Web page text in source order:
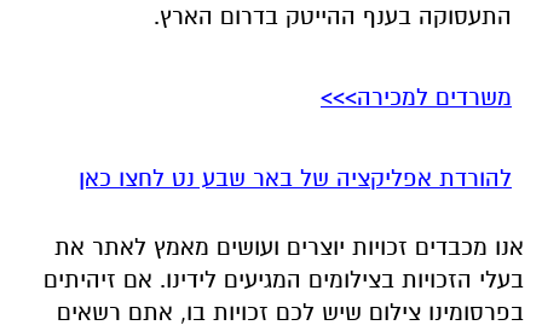
התעסוקה בענף ההייטק בדרום הארץ.
משרדים למכירה>>>
להורדת אפליקציה של באר שבע נט לחצו כאן
אנו מכבדים זכויות יוצרים ועושים מאמץ לאתר את
בעלי הזכויות בצילומים המגיעים לידינו. אם זיהיתים
בפרסומינו צילום שיש לכם זכויות בו, אתם רשאים